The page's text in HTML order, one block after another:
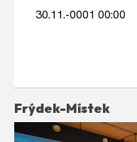
30.11.-0001 00:00
Frýdek-Místek